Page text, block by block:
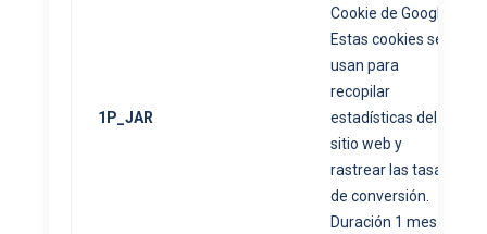
1P_JAR
Cookie de Google.
Estas cookies se
usan para
recopilar
estadísticas del
sitio web y
rastrear las tasas
de conversión.
Duración 1 mes.